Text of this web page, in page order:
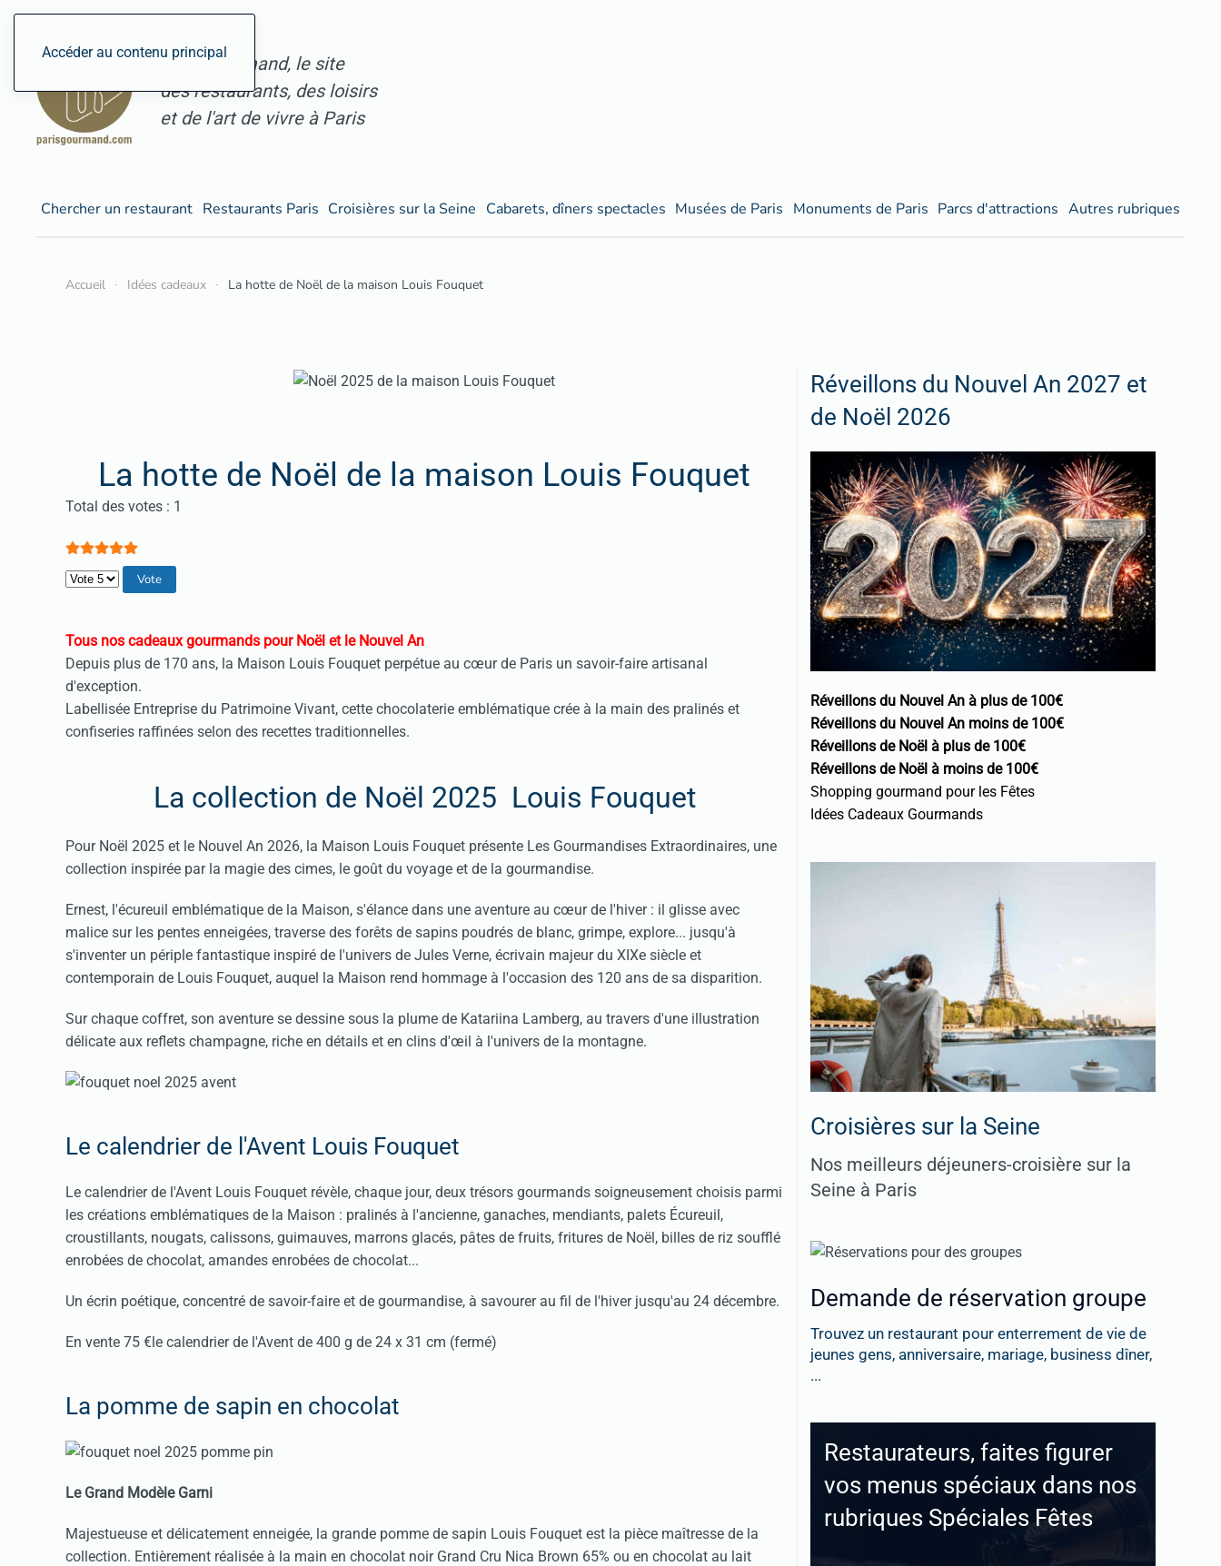
Accéder au contenu principal
ParisGourmand, le site
des restaurants, des loisirs
et de l'art de vivre à Paris
Chercher un restaurant Restaurants Paris Croisières sur la Seine Cabarets, dîners spectacles Musées de Paris Monuments de Paris Parcs d'attractions Autres rubriques
Accueil Idées cadeaux La hotte de Noël de la maison Louis Fouquet
La hotte de Noël de la maison Louis Fouquet
Vote utilisateur:5/
Total des votes : 1
Veuillez voter
Tous nos cadeaux gourmands pour Noël et le Nouvel An
Depuis plus de 170 ans, la Maison Louis Fouquet perpétue au cœur de Paris un savoir-faire artisanal
d'exception.
Labellisée Entreprise du Patrimoine Vivant, cette chocolaterie emblématique crée à la main des pralinés et
confiseries raffinées selon des recettes traditionnelles.
La collection de Noël 2025 Louis Fouquet
Pour Noël 2025 et le Nouvel An 2026, la Maison Louis Fouquet présente Les Gourmandises Extraordinaires, une
collection inspirée par la magie des cimes, le goût du voyage et de la gourmandise.
Ernest, l'écureuil emblématique de la Maison, s'élance dans une aventure au cœur de l'hiver : il glisse avec
malice sur les pentes enneigées, traverse des forêts de sapins poudrés de blanc, grimpe, explore... jusqu'à
s'inventer un périple fantastique inspiré de l'univers de Jules Verne, écrivain majeur du XIXe siècle et
contemporain de Louis Fouquet, auquel la Maison rend hommage à l'occasion des 120 ans de sa disparition.
Sur chaque coffret, son aventure se dessine sous la plume de Katariina Lamberg, au travers d'une illustration
délicate aux reflets champagne, riche en détails et en clins d'œil à l'univers de la montagne.
Le calendrier de l'Avent Louis Fouquet
Le calendrier de l'Avent Louis Fouquet révèle, chaque jour, deux trésors gourmands soigneusement choisis parmi
les créations emblématiques de la Maison : pralinés à l'ancienne, ganaches, mendiants, palets Écureuil,
croustillants, nougats, calissons, guimauves, marrons glacés, pâtes de fruits, fritures de Noël, billes de riz soufflé
enrobées de chocolat, amandes enrobées de chocolat...
Un écrin poétique, concentré de savoir-faire et de gourmandise, à savourer au fil de l'hiver jusqu'au 24 décembre.
En vente 75 €le calendrier de l'Avent de 400 g de 24 x 31 cm (fermé)
La pomme de sapin en chocolat
Le Grand Modèle Garni
Majestueuse et délicatement enneigée, la grande pomme de sapin Louis Fouquet est la pièce maîtresse de la
collection. Entièrement réalisée à la main en chocolat noir Grand Cru Nica Brown 65% ou en chocolat au lait
Réveillons du Nouvel An 2027 et
de Noël 2026
Réveillons du Nouvel An à plus de 100€
Réveillons du Nouvel An moins de 100€
Réveillons de Noël à plus de 100€
Réveillons de Noël à moins de 100€
Shopping gourmand pour les Fêtes
Idées Cadeaux Gourmands
Croisières sur la Seine
Nos meilleurs déjeuners-croisière sur la
Seine à Paris
Demande de réservation groupe
Trouvez un restaurant pour enterrement de vie de
jeunes gens, anniversaire, mariage, business dîner,
...
Restaurateurs, faites figurer
vos menus spéciaux dans nos
rubriques Spéciales Fêtes